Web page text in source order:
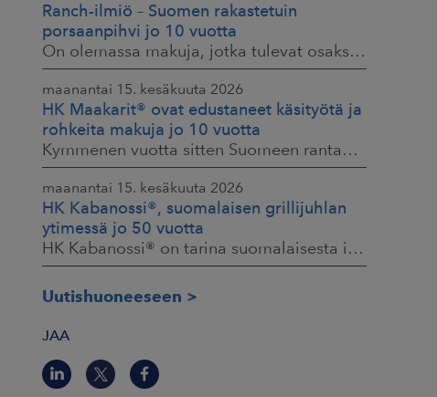
Ranch-ilmiö – Suomen rakastetuin
porsaanpihvi jo 10 vuotta
On olemassa makuja, jotka tulevat osaksi yhteisiä ruokahetkiä ja -muistoja. HK® Viljaporsaan fileepihvi Ranch on juuri sellainen. Klassikko, joka on hallinnut
maanantai 15. kesäkuuta 2026
HK Maakarit® ovat edustaneet käsityötä ja
rohkeita makuja jo 10 vuotta
Kymmenen vuotta sitten Suomeen rantautui uusi ilmiö: artesaanihenkisyys. Pienpanimoiden ja käsityöläistuotteiden nostaessa päätään HKFoodsilla tunnistettiin,
maanantai 15. kesäkuuta 2026
HK Kabanossi®, suomalaisen grillijuhlan
ytimessä jo 50 vuotta
HK Kabanossi® on tarina suomalaisesta intohimosta, innovaatiosta ja yhteisistä hetkistä grillin äärellä. Se on legenda, joka ei alkanut suurista strategioista,
Uutishuoneeseen
JAA